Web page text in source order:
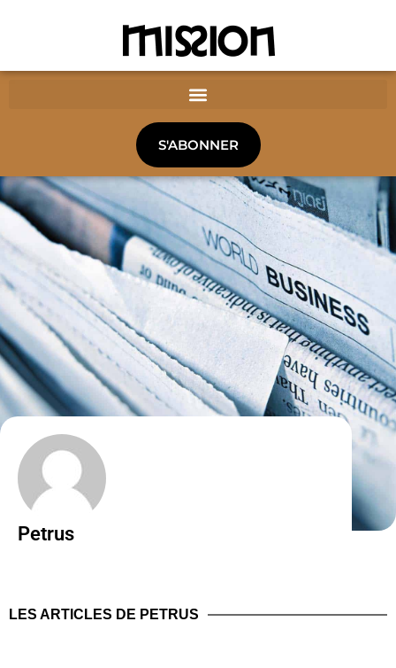
S'ABONNER
Petrus
LES ARTICLES DE PETRUS